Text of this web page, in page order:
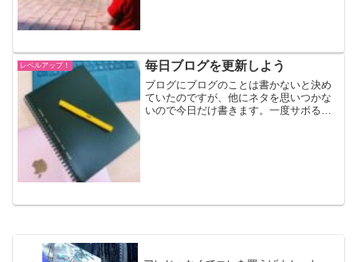
レベルアップ！ 毎日ブログを更新しよう
ブログにブログのことは書かないと決め
ていたのですが、他にネタを思いつかな
いので今日だけ書きます。一度サボると